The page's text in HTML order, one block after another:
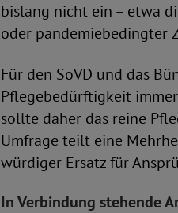
bislang nicht ein – etwa
oder pandemiebedingter
Für den SoVD und das
Pflegebedürftigkeit
sollte daher das reine
Umfrage teilt eine
würdiger Ersatz für
In Verbindung stehende